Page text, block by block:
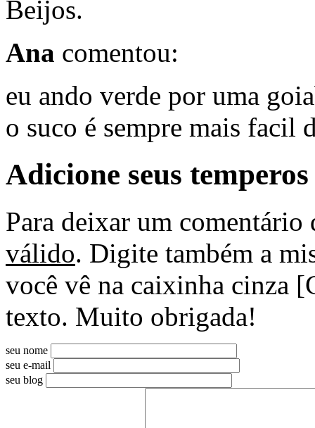
Beijos.
Ana comentou:
eu ando verde por uma
o suco é sempre mais facil
Adicione seus temperos
Para deixar um
válido. Digite também a
você vê na caixinha cinza
texto. Muito obrigada!
seu nome
seu e-mail
seu blog